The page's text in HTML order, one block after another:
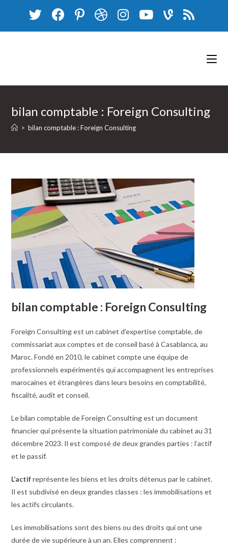
content
bilan comptable : Foreign Consulting
> bilan comptable : Foreign Consulting
bilan comptable : Foreign Consulting
Foreign Consulting est un cabinet d’expertise comptable, de
commissariat aux comptes et de conseil basé à Casablanca, au
Maroc. Fondé en 2010, le cabinet compte une équipe de
professionnels expérimentés qui accompagnent les entreprises
marocaines et étrangères dans leurs besoins en comptabilité,
fiscalité, audit et conseil.
Le bilan comptable de Foreign Consulting est un document
financier qui présente la situation patrimoniale du cabinet au 31
décembre 2023. Il est composé de deux grandes parties : l’actif
et le passif.
L’actifreprésente les biens et les droits détenus par le cabinet.
Il est subdivisé en deux grandes classes : les immobilisations et
les actifs circulants.
Les immobilisations sont des biens ou des droits qui ont une
durée de vie supérieure à un an. Elles comprennent :